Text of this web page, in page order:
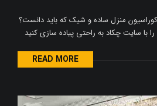
منزل ساده و شیک که باید دانست؟
با سایت چکاد به راحتی پیاده سازی کنید
READ MORE